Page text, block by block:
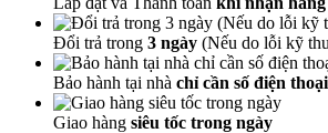
Đổi trả trong 3 ngày (Nếu do lỗi kỹ
Bảo hành tại nhà chỉ cần số điện thoại
Giao hàng siêu tốc trong ngày